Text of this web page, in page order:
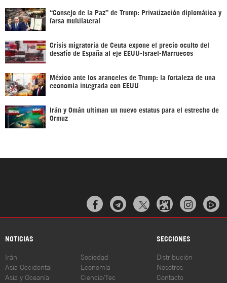
“Consejo de la Paz” de Trump: Privatización diplomática y
farsa multilateral
Crisis migratoria de Ceuta expone el precio oculto del
desafío de España al eje EEUU-Israel-Marruecos
México ante los aranceles de Trump: la fortaleza de una
economía integrada con EEUU
Irán y Omán ultiman un nuevo estatus para el estrecho de
Ormuz
  
NOTICIAS SECCIONES
Irán
Asia Occidental
Asia y Oceanía
Sociedad
Economía
Ciencia/Tec
Distribución
Nosotros
Contacto